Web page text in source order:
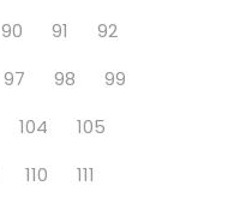
90 91
92
97 98
99
104
105
110
111